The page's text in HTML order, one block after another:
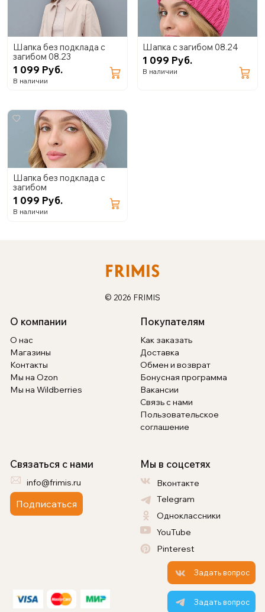
Шапка без подклада с
загибом 08.23
1 099 Руб.
В наличии
Шапка с загибом 08.24
1 099 Руб.
В наличии
Шапка без подклада с
загибом
1 099 Руб.
В наличии
© 2026 FRIMIS
О компании
О нас
Магазины
Контакты
Мы на Ozon
Мы на Wildberries
Покупателям
Как заказать
Доставка
Обмен и возврат
Бонусная программа
Вакансии
Связь с нами
Пользовательское
соглашение
Связаться с нами
info@frimis.ru
Подписаться
Мы в соцсетях
Вконтакте
Telegram
Одноклассники
YouTube
Pinterest
Задать вопрос
Задать вопрос